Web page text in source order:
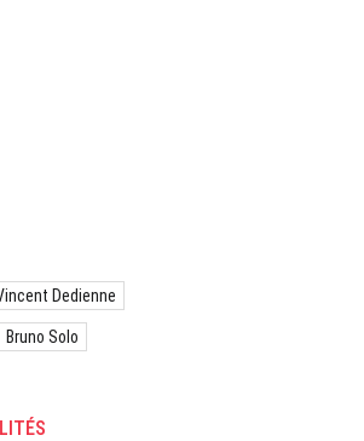
Dedienne
Bruno Solo